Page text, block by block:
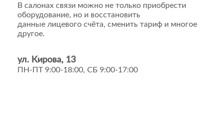
В салонах связи можно не только приобрести
оборудование, но и восстановить
данные лицевого счёта, сменить тариф и многое
другое.
ул. Кирова, 13
ПН-ПТ 9:00-18:00, СБ 9:00-17:00